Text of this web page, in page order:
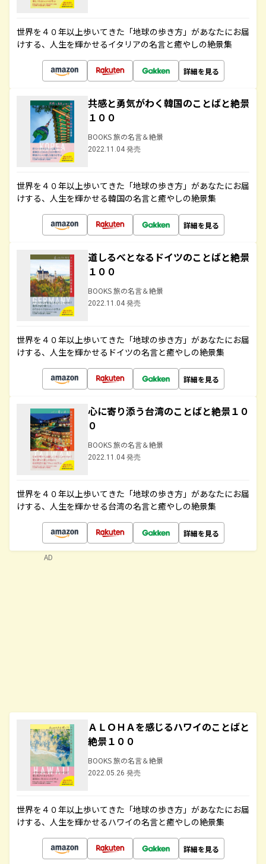
世界を４０年以上歩いてきた「地球の歩き方」があなたにお届
けする、人生を輝かせるイタリアの名言と癒やしの絶景集
詳細を見る
共感と勇気がわく韓国のことばと絶景
１００
BOOKS 旅の名言＆絶景
2022.11.04 発売
世界を４０年以上歩いてきた「地球の歩き方」があなたにお届
けする、人生を輝かせる韓国の名言と癒やしの絶景集
詳細を見る
道しるべとなるドイツのことばと絶景
１００
BOOKS 旅の名言＆絶景
2022.11.04 発売
世界を４０年以上歩いてきた「地球の歩き方」があなたにお届
けする、人生を輝かせるドイツの名言と癒やしの絶景集
詳細を見る
心に寄り添う台湾のことばと絶景１０
０
BOOKS 旅の名言＆絶景
2022.11.04 発売
世界を４０年以上歩いてきた「地球の歩き方」があなたにお届
けする、人生を輝かせる台湾の名言と癒やしの絶景集
詳細を見る
ＡＬＯＨＡを感じるハワイのことばと
絶景１００
BOOKS 旅の名言＆絶景
2022.05.26 発売
世界を４０年以上歩いてきた「地球の歩き方」があなたにお届
けする、人生を輝かせるハワイの名言と癒やしの絶景集
詳細を見る
AD